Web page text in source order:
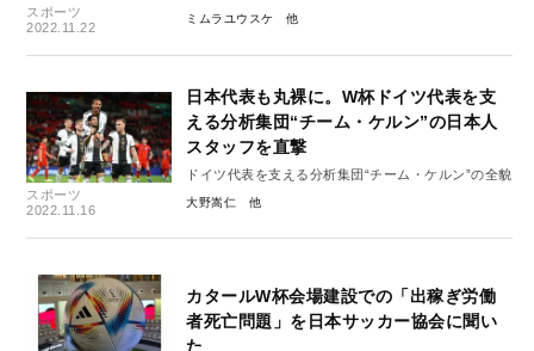
スポーツ
2022.11.22
歴
ミムラユウスケ
スポーツ
2022.11.16
日本代表も丸裸に。W杯ドイツ代表を支
える分析集団“チーム・ケルン”の日本人
スタッフを直撃
ドイツ代表を支える分析集団“チーム・ケルン”の全貌
大野嵩仁
カタールW杯会場建設での「出稼ぎ労働
者死亡問題」を日本サッカー協会に聞い
た